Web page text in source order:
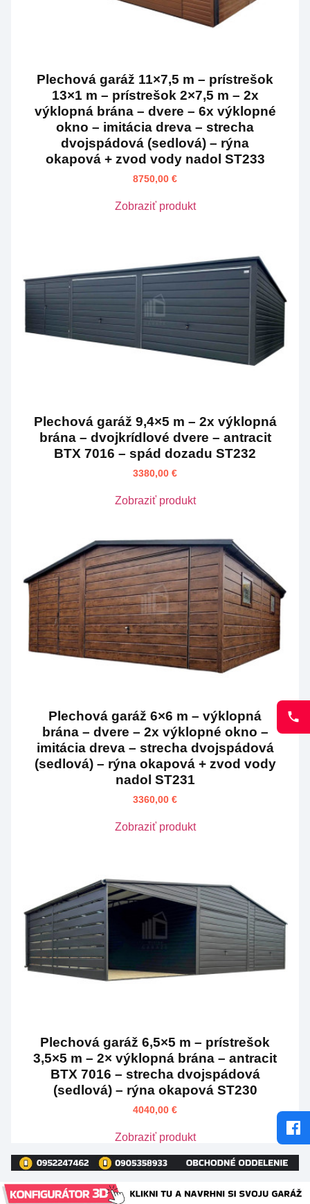
Plechová garáž 11×7,5 m – prístrešok
13×1 m – prístrešok 2×7,5 m – 2x
výklopná brána – dvere – 6x výklopné
okno – imitácia dreva – strecha
dvojspádová (sedlová) – rýna
okapová + zvod vody nadol ST233
8750,00 €
Zobraziť produkt
Plechová garáž 9,4×5 m – 2x výklopná
brána – dvojkrídlové dvere – antracit
BTX 7016 – spád dozadu ST232
3380,00 €
Zobraziť produkt
Plechová garáž 6×6 m – výklopná
brána – dvere – 2x výklopné okno –
imitácia dreva – strecha dvojspádová
(sedlová) – rýna okapová + zvod vody
nadol ST231
3360,00 €
Zobraziť produkt
Plechová garáž 6,5×5 m – prístrešok
3,5×5 m – 2× výklopná brána – antracit
BTX 7016 – strecha dvojspádová
(sedlová) – rýna okapová ST230
4040,00 €
Zobraziť produkt